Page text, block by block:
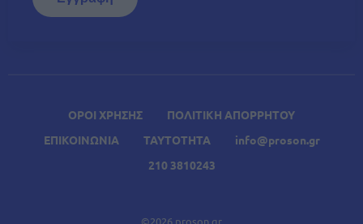
ΟΡΟΙ ΧΡΗΣΗΣ
ΠΟΛΙΤΙΚΗ ΑΠΟΡΡΗΤΟΥ
ΕΠΙΚΟΙΝΩΝΙΑ
ΤΑΥΤΟΤΗΤΑ
info@proson.gr
210 3810243
©2026 proson.gr